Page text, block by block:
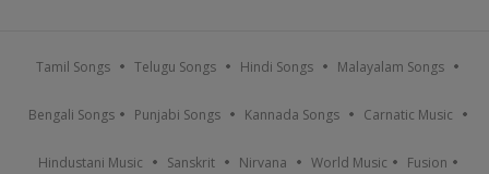
Tamil Songs Telugu Songs Hindi Songs Malayalam Songs
Bengali Songs Punjabi Songs Kannada Songs Carnatic Music
Hindustani Music Sanskrit Nirvana World Music Fusion